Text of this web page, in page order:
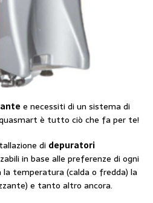
e necessiti di un sistema di
è tutto ciò che fa per te!
di depuratori
in base alle preferenze di ogni
temperatura (calda o fredda) la
e tanto altro ancora.